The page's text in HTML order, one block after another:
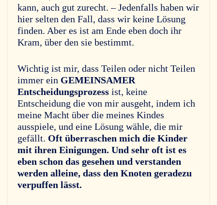
kann, auch gut zurecht. – Jedenfalls haben wir
hier selten den Fall, dass wir keine Lösung
finden. Aber es ist am Ende eben doch ihr
Kram, über den sie bestimmt.
Wichtig ist mir, dass Teilen oder nicht Teilen
immer ein GEMEINSAMER
Entscheidungsprozess ist, keine
Entscheidung die von mir ausgeht, indem ich
meine Macht über die meines Kindes
ausspiele, und eine Lösung wähle, die mir
gefällt. Oft überraschen mich die Kinder
mit ihren Einigungen. Und sehr oft ist es
eben schon das gesehen und verstanden
werden alleine, dass den Knoten geradezu
verpuffen lässt.